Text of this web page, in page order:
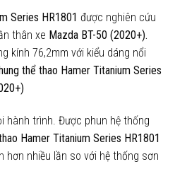
Series HR1801 được nghiên cứu
thân xe Mazda BT-50 (2020+).
kính 76,2mm với kiểu dáng nổi
thể thao Hamer Titanium Series
hành trình. Được phun hệ thống
Hamer Titanium Series HR1801
hơn nhiều lần so với hệ thống sơn